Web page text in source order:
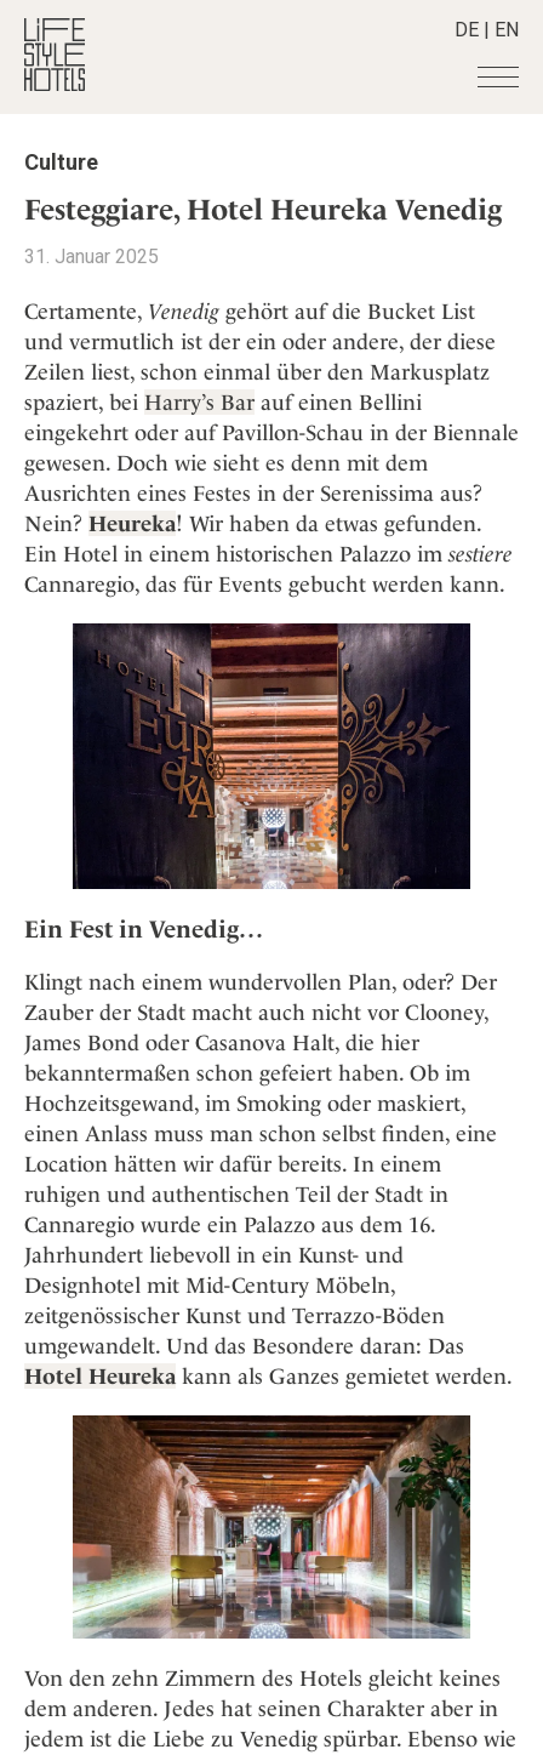
DE | EN
Hotels
Alle Hotels
Alpine Lifestyle
Beach
City
Countryside
Mindful Traveller
New Member
Wellness
Destinationen +
Alle Destinationen
Deutschland
Griechenland
Indien
Indonesien
Italien
Japan
Kroatien
Mexico
Österreich
Spanien
Schweiz
Stories +
Adventkalender
Aktiv & Wellness
Culture
Design & Architektur
Eat & Drink
Mindful Traveller
Osterkalender
Persönlichkeiten
Alle Produkte
Lifestylehotels BOOK
The Stylemate Magazin/e
Gutschein/Voucher
Smart Traveller +
Alle Smart Deals
Smart Traveller
Newsletter Anmeldung
Newsletter
Become a member
+
Member Benefits
Register your Hotel
About us +
Mission Statement
Our Story
Career
Kontakt
Adventkalender
Culture
Festeggiare, Hotel Heureka Venedig
31. Januar 2025
Certamente, Venedig gehört auf die Bucket List
und vermutlich ist der ein oder andere, der diese
Zeilen liest, schon einmal über den Markusplatz
spaziert, bei Harry’s Bar auf einen Bellini
eingekehrt oder auf Pavillon-Schau in der Biennale
gewesen. Doch wie sieht es denn mit dem
Ausrichten eines Festes in der Serenissima aus?
Nein? Heureka! Wir haben da etwas gefunden.
Ein Hotel in einem historischen Palazzo imsestiere
Cannaregio, das für Events gebucht werden kann.
Ein Fest in Venedig…
Klingt nach einem wundervollen Plan, oder? Der
Zauber der Stadt macht auch nicht vor Clooney,
James Bond oder Casanova Halt, die hier
bekanntermaßen schon gefeiert haben. Ob im
Hochzeitsgewand, im Smoking oder maskiert,
einen Anlass muss man schon selbst finden, eine
Location hätten wir dafür bereits. In einem
ruhigen und authentischen Teil der Stadt in
Cannaregio wurde ein Palazzo aus dem 16.
Jahrhundert liebevoll in ein Kunst- und
Designhotel mit Mid-Century Möbeln,
zeitgenössischer Kunst und Terrazzo-Böden
umgewandelt. Und das Besondere daran: Das
Hotel Heureka kann als Ganzes gemietet werden.
Von den zehn Zimmern des Hotels gleicht keines
dem anderen. Jedes hat seinen Charakter aber in
jedem ist die Liebe zu Venedig spürbar. Ebenso wie